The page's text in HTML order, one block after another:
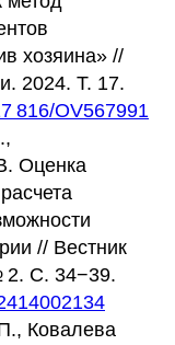
хозяина» //
2024. Т. 17.
816/OV567991
Оценка
// Вестник
2. С. 34−39.
Ковалева